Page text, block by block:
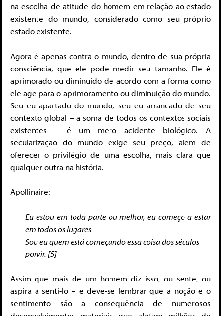
na escolha de atitude do homem em relação ao estado
existente do mundo, considerado como seu próprio
estado existente.
Agora é apenas contra o mundo, dentro de sua própria
consciência, que ele pode medir seu tamanho. Ele é
aprimorado ou diminuído de acordo com a forma como
ele age para o aprimoramento ou diminuição do mundo.
Seu eu apartado do mundo, seu eu arrancado de seu
contexto global – a soma de todos os contextos sociais
existentes – é um mero acidente biológico. A
secularização do mundo exige seu preço, além de
oferecer o privilégio de uma escolha, mais clara que
qualquer outra na história.
Apollinaire:
Eu estou em toda parte ou melhor, eu começo a estar
em todos os lugares
Sou eu quem está começando essa coisa dos séculos
porvir. [5]
Assim que mais de um homem diz isso, ou sente, ou
aspira a senti-lo – e deve-se lembrar que a noção e o
sentimento são a consequência de numerosos